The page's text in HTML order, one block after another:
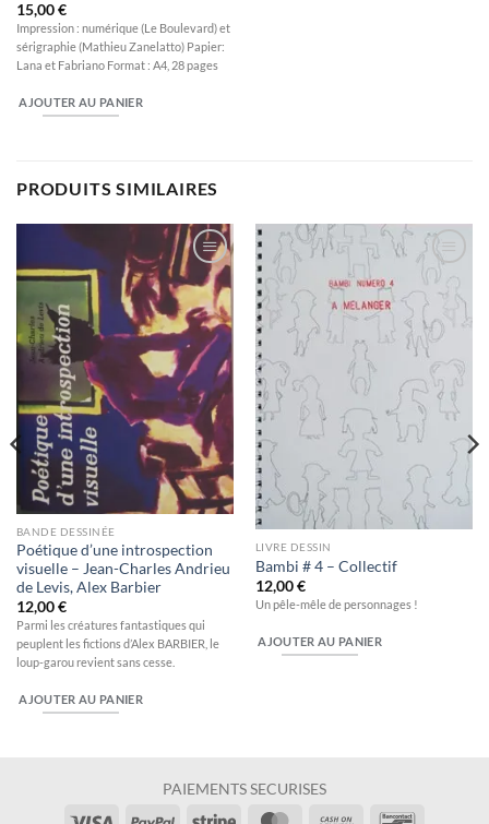
15,00€
Impression : numérique (Le Boulevard) et
sérigraphie (Mathieu Zanelatto) Papier:
Lana et Fabriano Format : A4, 28 pages
AJOUTER AU PANIER
PRODUITS SIMILAIRES
Ajouter
à la
wishlist
BANDE DESSINÉE
Poétique d’une introspection
visuelle – Jean-Charles Andrieu
de Levis, Alex Barbier
12,00€
Parmi les créatures fantastiques qui
peuplent les fictions d’Alex BARBIER, le
loup-garou revient sans cesse.
AJOUTER AU PANIER
Ajouter
à la
wishlist
LIVRE DESSIN
Bambi # 4 – Collectif
12,00€
Un pêle-mêle de personnages !
AJOUTER AU PANIER
PAIEMENTS SECURISES
Visa
PayPal Stripe MasterCardCash